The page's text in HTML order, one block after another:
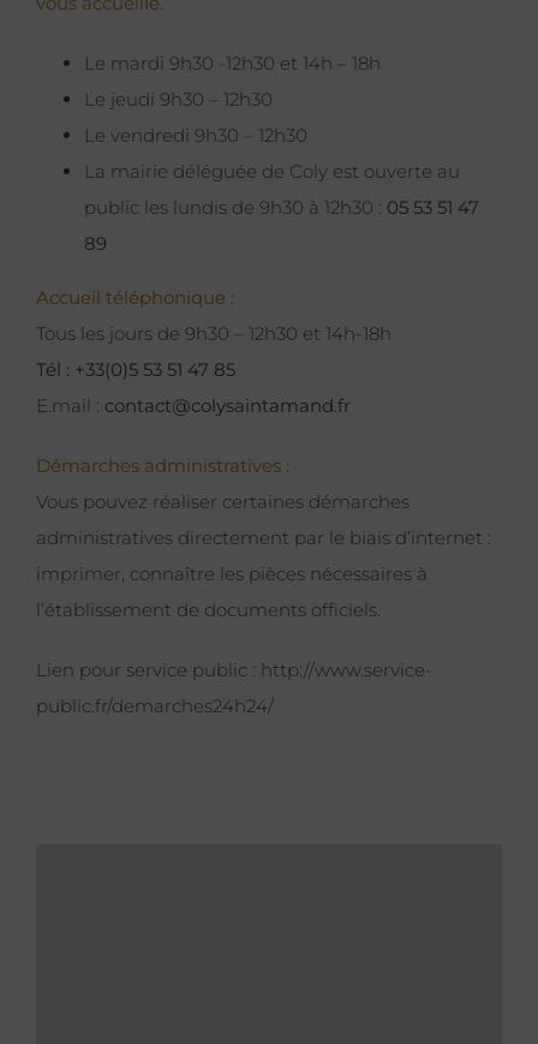
Le mardi 9h30 -12h30 et 14h – 18h
Le jeudi 9h30 – 12h30
Le vendredi 9h30 – 12h30
La mairie déléguée de Coly est ouverte au
public les lundis de 9h30 à 12h30 : 05 53 51 47
89
Accueil téléphonique :
Tous les jours de 9h30 – 12h30 et 14h-18h
Tél : +33(0)5 53 51 47 85
E.mail : contact@colysaintamand.fr
Démarches administratives :
Vous pouvez réaliser certaines démarches
administratives directement par le biais d’internet :
imprimer, connaître les pièces nécessaires à
l’établissement de documents officiels.
Lien pour service public : http://www.service-
public.fr/demarches24h24/